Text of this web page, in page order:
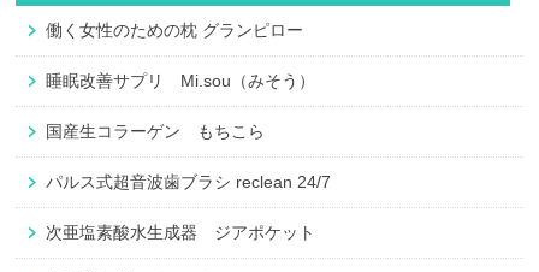
働く女性のための枕 グランピロー
睡眠改善サプリ Mi.sou（みそう）
国産生コラーゲン もちこら
パルス式超音波歯ブラシ reclean 24/7
次亜塩素酸水生成器 ジアポケット